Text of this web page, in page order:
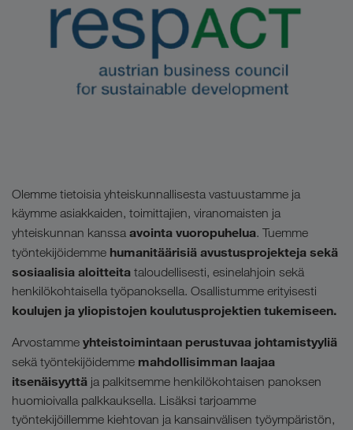
Olemme tietoisia yhteiskunnallisesta vastuustamme ja
käymme asiakkaiden, toimittajien, viranomaisten ja
yhteiskunnan kanssa avointa vuoropuhelua. Tuemme
työntekijöidemme humanitäärisiä avustusprojekteja sekä
sosiaalisia aloitteita taloudellisesti, esinelahjoin sekä
henkilökohtaisella työpanoksella. Osallistumme erityisesti
koulujen ja yliopistojen koulutusprojektien tukemiseen.
Arvostamme yhteistoimintaan perustuvaa johtamistyyliä
sekä työntekijöidemme mahdollisimman laajaa
itsenäisyyttä ja palkitsemme henkilökohtaisen panoksen
huomioivalla palkkauksella. Lisäksi tarjoamme
työntekijöillemme kiehtovan ja kansainvälisen työympäristön,